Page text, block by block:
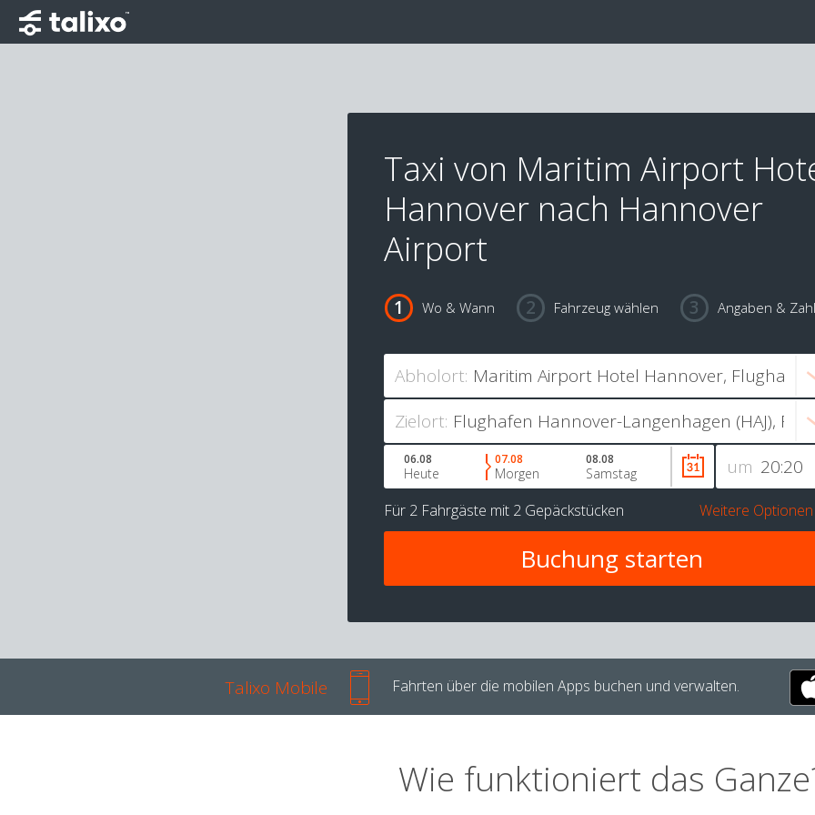
Taxi von Maritim Airport
Hannover nach Hannover
Airport
Wo & Wann Fahrzeug wählen Angaben &
Abholort:
Zielort:
um
06.08
Heute
07.08
Morgen
08.08
Samstag
Für 2 Fahrgäste mit 2 Gepäckstücken Weitere Optionen
Talixo Mobile Fahrten über die mobilen Apps buchen und verwalten.
Wie funktioniert das